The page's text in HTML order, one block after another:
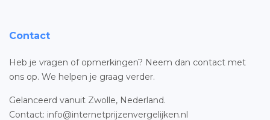
Contact
Heb je vragen of opmerkingen? Neem dan contact met
ons op. We helpen je graag verder.
Gelanceerd vanuit Zwolle, Nederland.
Contact: info@internetprijzenvergelijken.nl